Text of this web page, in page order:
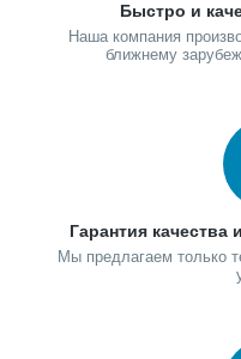
Быстро и
Наша компания
ближнему
Гарантия
Мы предлагаем только